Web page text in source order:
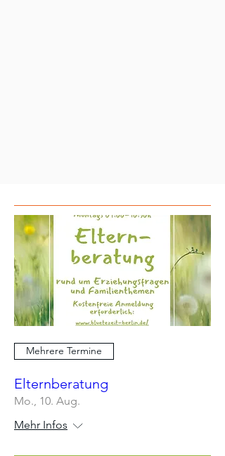
Mehrere Termine
Elternberatung
Mo., 10. Aug.
Mehr Infos